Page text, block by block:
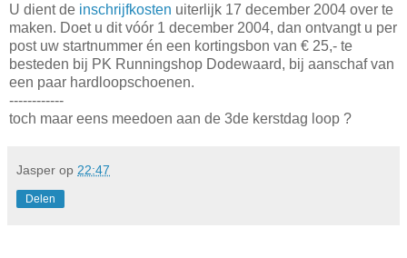
U dient de inschrijfkosten uiterlijk 17 december 2004 over te
maken. Doet u dit vóór 1 december 2004, dan ontvangt u per
post uw startnummer én een kortingsbon van € 25,- te
besteden bij PK Runningshop Dodewaard, bij aanschaf van
een paar hardloopschoenen.
------------
toch maar eens meedoen aan de 3de kerstdag loop ?
Jasper op 22:47
Delen